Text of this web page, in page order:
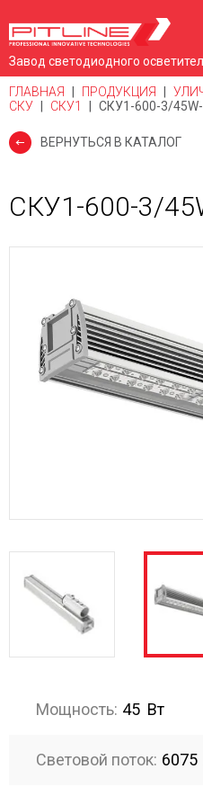
Завод светодиодного
ГЛАВНАЯ ПРОДУКЦИЯ
СКУ
СКУ1 СКУ1-600-3/
ВЕРНУТЬСЯ В КАТАЛОГ
СКУ1-600-3/
Мощность: 45 Вт
Световой поток: